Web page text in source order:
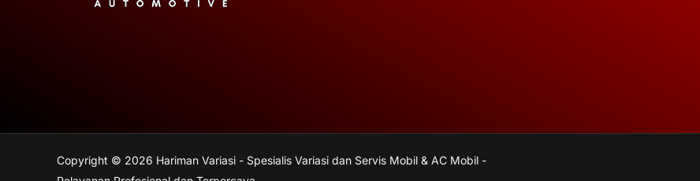
Copyright © 2026 Hariman Variasi - Spesialis Variasi dan Servis Mobil & AC Mobil -